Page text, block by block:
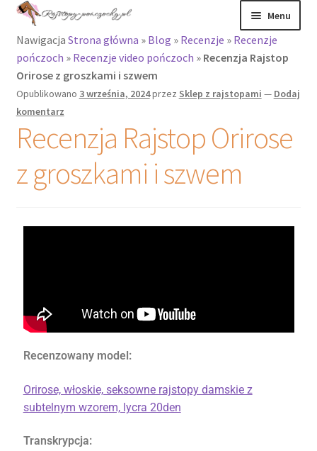
Menu
Rajstopy
Rajstopy Orirose
zakolanówki
Podkolanówki i
Nawigacja Strona główna » Blog » Recenzje » Recenzje
pończoch » Recenzje video pończoch » Recenzja Rajstop
Orirose z groszkami i szwem
Opublikowano 3 września, 2024przez Sklep z rajstopami — Dodaj
komentarz
Recenzja Rajstop Orirose
z groszkami i szwem
Recenzowany model:
Orirose, włoskie, seksowne rajstopy damskie z
subtelnym wzorem, lycra 20den
Transkrypcja: